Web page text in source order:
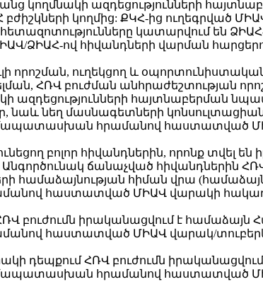
կողմնակի ազդեցությունների
կողմից: ՔԿՀ-ից ուղեգրված
կատարվում են
ՁԻԱՀ-ով հիվանդների վարման
որոշման, ուղեկցող և
ՀՌՎ բուժման անհրաժեշտության
ազդեցությունների հայտնաբերման
նաև նեղ մասնագետների
հրամանով հաստատված
բոլոր հիվանդներին, որոնք տվել են
ճանաչված հիվանդներին
համաձայնության հիման վրա
հաստատված ՄԻԱՎ վարակի
բուժումն իրականացվում է
հաստատված ՄԻԱՎ վարակ/
դեպքում ՀՌՎ բուժումն
հրամանով հաստատված